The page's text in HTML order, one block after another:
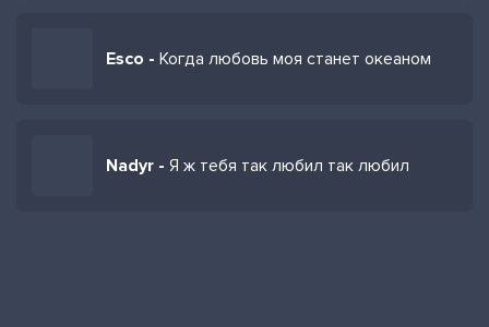
Esco - Когда любовь моя станет океаном
Nadyr - Я ж тебя так любил так любил